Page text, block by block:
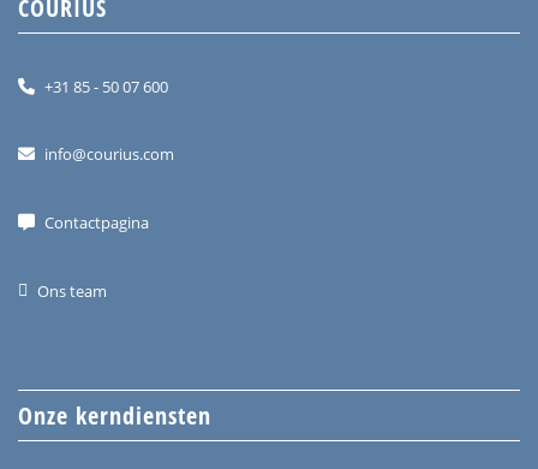
COURIUS
+31 85 - 50 07 600
info@courius.com
Contactpagina
Ons team
Onze kerndiensten